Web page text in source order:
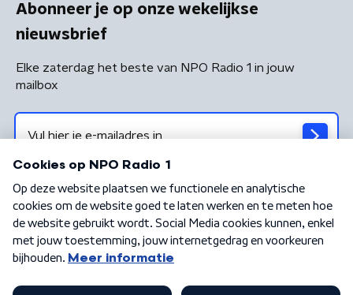
Abonneer je op onze wekelijkse
nieuwsbrief
Elke zaterdag het beste van NPO Radio 1 in jouw
mailbox
Algemene voorwaarden